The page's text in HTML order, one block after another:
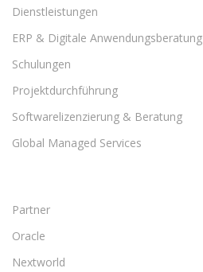
Dienstleistungen
ERP & Digitale Anwendungsberatung
Schulungen
Projektdurchführung
Softwarelizenzierung & Beratung
Global Managed Services
Partner
Oracle
Nextworld